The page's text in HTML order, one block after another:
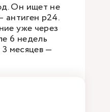
Он ищет не
антиген p24.
уже через
6 недель
месяцев —